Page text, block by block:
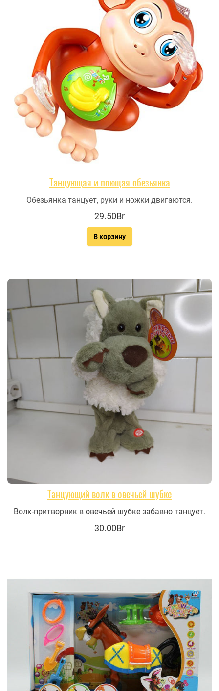
Танцующая и поющая обезьянка
Обезьянка танцует, руки и ножки двигаются.
29.50Br
В корзину
Танцующий волк в овечьей шубке
Волк-притворник в овечьей шубке забавно танцует.
30.00Br